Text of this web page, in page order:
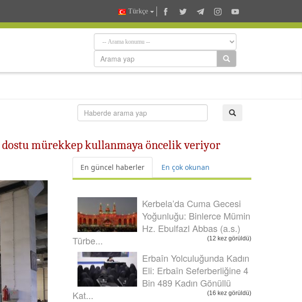
Türkçe
dostu mürekkep kullanmaya öncelik veriyor
En güncel haberler En çok okunan
Kerbela’da Cuma Gecesi
Yoğunluğu: Binlerce Mümin
Hz. Ebulfazl Abbas (a.s.)
Türbe...
(12 kez görüldü)
Erbaîn Yolculuğunda Kadın
Eli: Erbaîn Seferberliğine 4
Bin 489 Kadın Gönüllü
Kat...
(16 kez görüldü)